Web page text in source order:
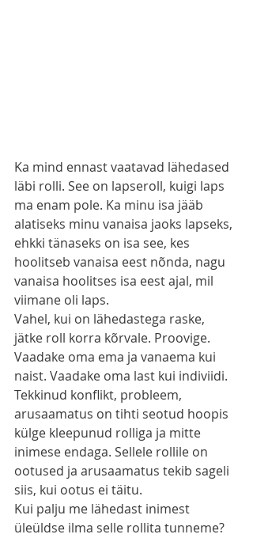
Ka mind ennast vaatavad lähedased
läbi rolli. See on lapseroll, kuigi laps
ma enam pole. Ka minu isa jääb
alatiseks minu vanaisa jaoks lapseks,
ehkki tänaseks on isa see, kes
hoolitseb vanaisa eest nõnda, nagu
vanaisa hoolitses isa eest ajal, mil
viimane oli laps.
Vahel, kui on lähedastega raske,
jätke roll korra kõrvale. Proovige.
Vaadake oma ema ja vanaema kui
naist. Vaadake oma last kui indiviidi.
Tekkinud konflikt, probleem,
arusaamatus on tihti seotud hoopis
külge kleepunud rolliga ja mitte
inimese endaga. Sellele rollile on
ootused ja arusaamatus tekib sageli
siis, kui ootus ei täitu.
Kui palju me lähedast inimest
üleüldse ilma selle rollita tunneme?